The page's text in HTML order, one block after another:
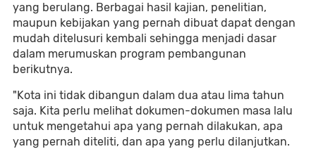
yang berulang. Berbagai hasil kajian, penelitian,
maupun kebijakan yang pernah dibuat dapat dengan
mudah ditelusuri kembali sehingga menjadi dasar
dalam merumuskan program pembangunan
berikutnya.
"Kota ini tidak dibangun dalam dua atau lima tahun
saja. Kita perlu melihat dokumen-dokumen masa lalu
untuk mengetahui apa yang pernah dilakukan, apa
yang pernah diteliti, dan apa yang perlu dilanjutkan.